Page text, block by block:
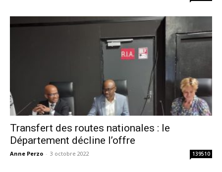
Transfert des routes nationales : le
Département décline l’offre
Anne Perzo - 3 octobre 2022 139510